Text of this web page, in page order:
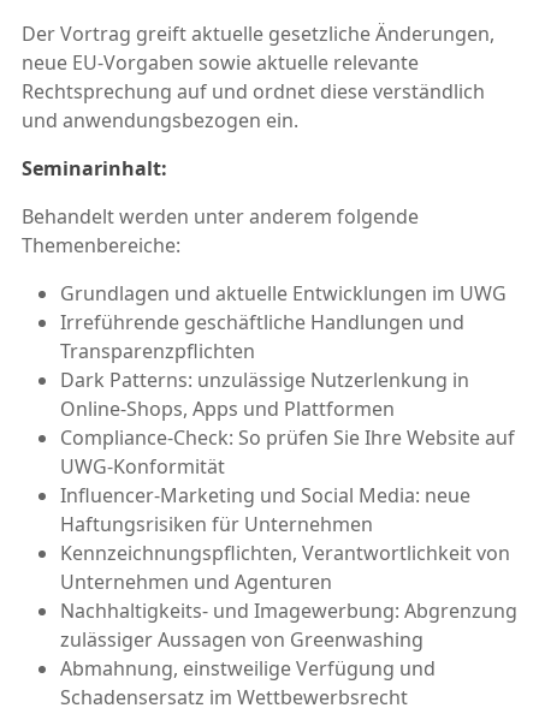
Der Vortrag greift aktuelle gesetzliche Änderungen,
neue EU-Vorgaben sowie aktuelle relevante
Rechtsprechung auf und ordnet diese verständlich
und anwendungsbezogen ein.
Seminarinhalt:
Behandelt werden unter anderem folgende
Themenbereiche:
Grundlagen und aktuelle Entwicklungen im UWG
Irreführende geschäftliche Handlungen und
Transparenzpflichten
Dark Patterns: unzulässige Nutzerlenkung in
Online-Shops, Apps und Plattformen
Compliance-Check: So prüfen Sie Ihre Website auf
UWG-Konformität
Influencer-Marketing und Social Media: neue
Haftungsrisiken für Unternehmen
Kennzeichnungspflichten, Verantwortlichkeit von
Unternehmen und Agenturen
Nachhaltigkeits- und Imagewerbung: Abgrenzung
zulässiger Aussagen von Greenwashing
Abmahnung, einstweilige Verfügung und
Schadensersatz im Wettbewerbsrecht